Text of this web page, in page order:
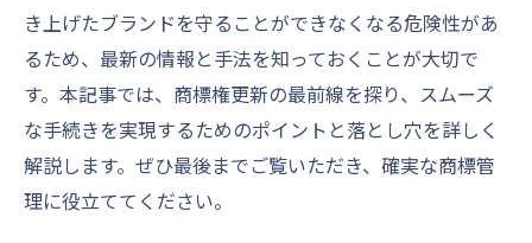
き上げたブランドを守ることができなくなる危険性があ
るため、最新の情報と手法を知っておくことが大切で
す。本記事では、商標権更新の最前線を探り、スムーズ
な手続きを実現するためのポイントと落とし穴を詳しく
解説します。ぜひ最後までご覧いただき、確実な商標管
理に役立ててください。